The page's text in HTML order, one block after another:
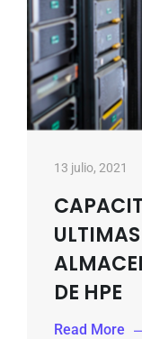
13 julio, 2021
DE HPE
Read More